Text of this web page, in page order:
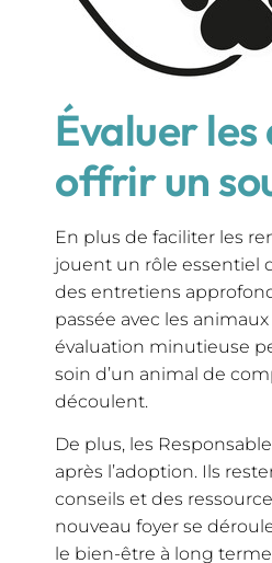
Évaluer
offrir un
En plus de faciliter les
jouent un rôle essentiel
des entretiens
passée avec les
évaluation minutieuse
soin d’un animal de
découlent.
De plus, les
après l’adoption. Ils
conseils et des
nouveau foyer se
le bien-être à long